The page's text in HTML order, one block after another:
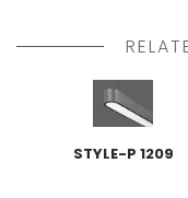
STYLE-P 1209